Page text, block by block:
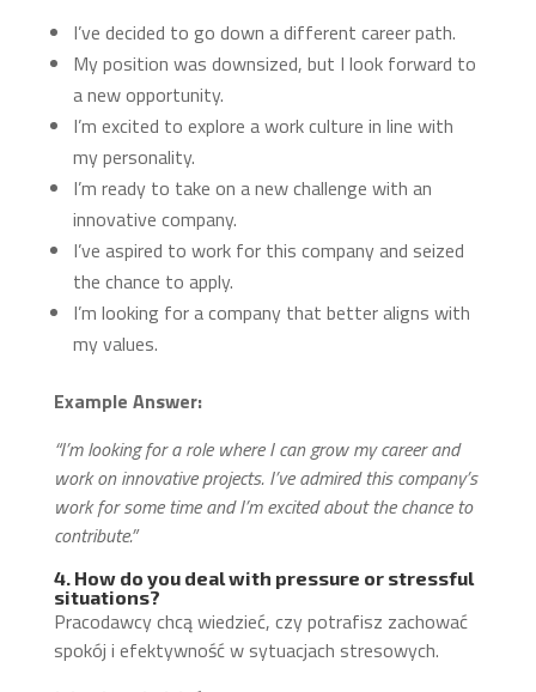
I’ve decided to go down a different career path.
My position was downsized, but I look forward to
a new opportunity.
I’m excited to explore a work culture in line with
my personality.
I’m ready to take on a new challenge with an
innovative company.
I’ve aspired to work for this company and seized
the chance to apply.
I’m looking for a company that better aligns with
my values.
Example Answer:
“I’m looking for a role where I can grow my career and
work on innovative projects. I’ve admired this company’s
work for some time and I’m excited about the chance to
contribute.”
4. How do you deal with pressure or stressful
situations?
Pracodawcy chcą wiedzieć, czy potrafisz zachować
spokój i efektywność w sytuacjach stresowych.